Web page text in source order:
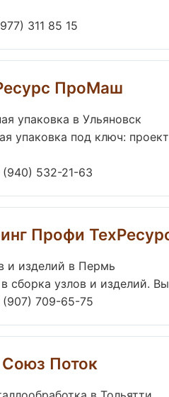
311 85 15
ПроМаш
упаковка в Ульяновск
упаковка под ключ:
(940) 532-21-63
Профи
и изделий в Пермь
сборка узлов и изделий.
(907) 709-65-75
Поток